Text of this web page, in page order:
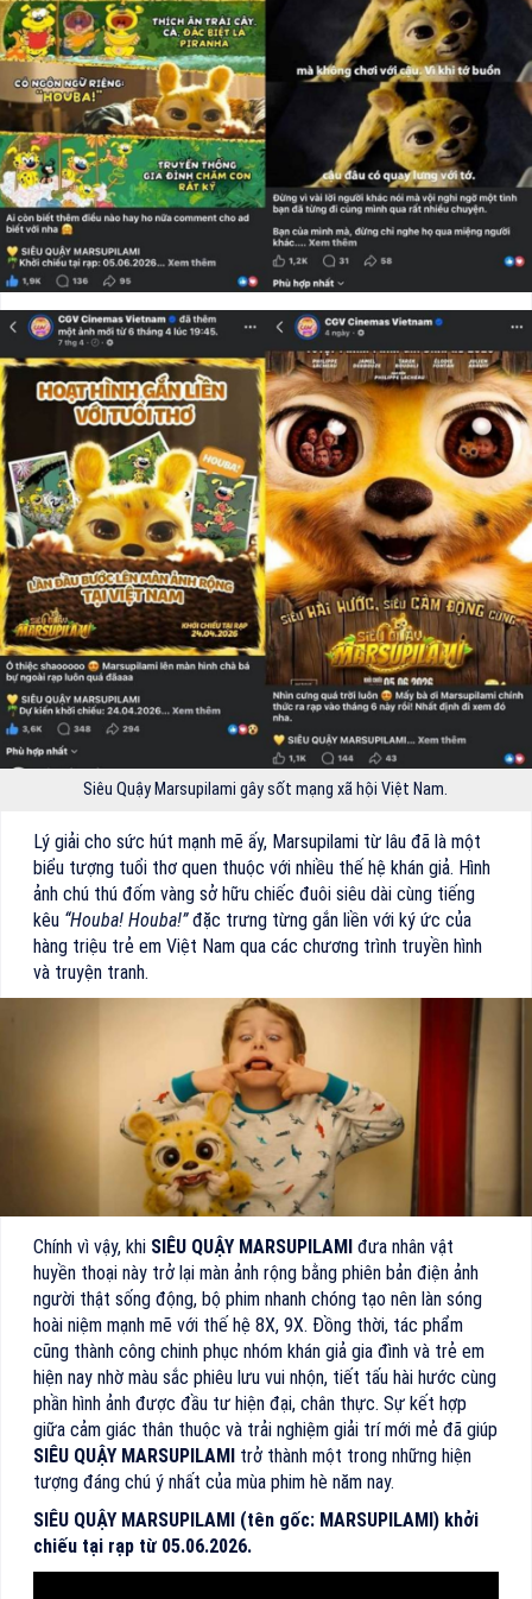
Siêu Quậy Marsupilami gây sốt mạng xã hội Việt Nam.
Lý giải cho sức hút mạnh mẽ ấy, Marsupilami từ lâu đã là một
biểu tượng tuổi thơ quen thuộc với nhiều thế hệ khán giả. Hình
ảnh chú thú đốm vàng sở hữu chiếc đuôi siêu dài cùng tiếng
kêu “Houba! Houba!”đặc trưng từng gắn liền với ký ức của
hàng triệu trẻ em Việt Nam qua các chương trình truyền hình
và truyện tranh.
Chính vì vậy, khi SIÊU QUẬY MARSUPILAMI đưa nhân vật
huyền thoại này trở lại màn ảnh rộng bằng phiên bản điện ảnh
người thật sống động, bộ phim nhanh chóng tạo nên làn sóng
hoài niệm mạnh mẽ với thế hệ 8X, 9X. Đồng thời, tác phẩm
cũng thành công chinh phục nhóm khán giả gia đình và trẻ em
hiện nay nhờ màu sắc phiêu lưu vui nhộn, tiết tấu hài hước cùng
phần hình ảnh được đầu tư hiện đại, chân thực. Sự kết hợp
giữa cảm giác thân thuộc và trải nghiệm giải trí mới mẻ đã giúp
SIÊU QUẬY MARSUPILAMI
trở thành một trong những hiện
tượng đáng chú ý nhất của mùa phim hè năm nay.
SIÊU QUẬY MARSUPILAMI (tên gốc: MARSUPILAMI) khởi
chiếu tại rạp từ 05.06.2026.